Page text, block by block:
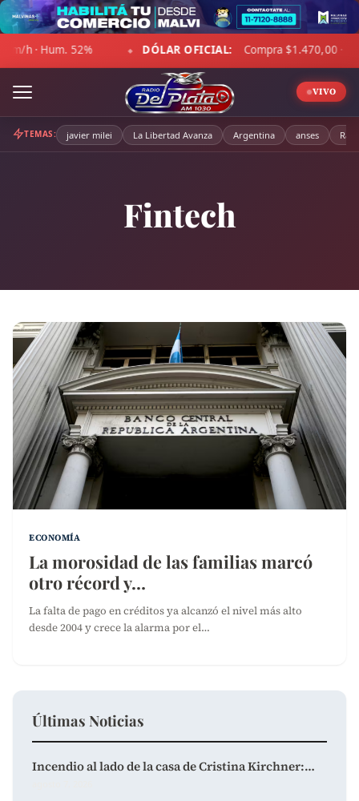
Skip
to
content
◆ DÓLAR OFICIAL: Compra $1.470,00 · Venta $1.521,00
VIVO
TEMAS: javier milei La Libertad Avanza Argentina anses
Fintech
ECONOMÍA
La morosidad de las familias marcó
otro récord y…
La falta de pago en créditos ya alcanzó el nivel más alto
desde 2004 y crece la alarma por el…
Últimas Noticias
Incendio al lado de la casa de Cristina Kirchner:…